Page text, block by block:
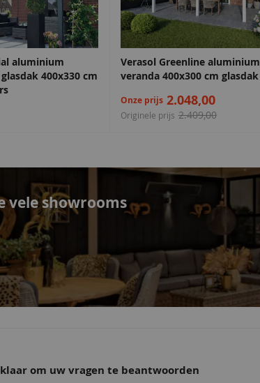
aluminium
400x330 cm
Verasol Greenline aluminium
veranda 400x300 cm glasdak
Originele prijs 2.409,00
Onze prijs 2.048,00
vele showrooms
om uw vragen te beantwoorden